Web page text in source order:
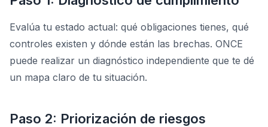
Evalúa tu estado actual: qué obligaciones tienes, qué
controles existen y dónde están las brechas. ONCE
puede realizar un diagnóstico independiente que te dé
un mapa claro de tu situación.
Paso 2: Priorización de riesgos